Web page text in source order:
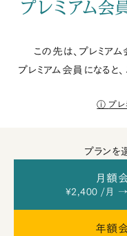
プレミアム会
この先は、プレミア
プレミアム会員になると
プレ
プランを
月額
¥2,400 /月 →
年額